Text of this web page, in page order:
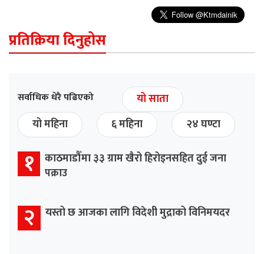
प्रतिक्रिया दिनुहोस
सर्वाधिक धेरै पढिएको
यो साता
यो महिना
६ महिना २४ घण्टा
१ काठमाडौँमा ३३ ग्राम खैरो हिरोइनसहित दुई जना
पक्राउ
२ यस्तो छ आजका लागि विदेशी मुद्राको विनिमयदर